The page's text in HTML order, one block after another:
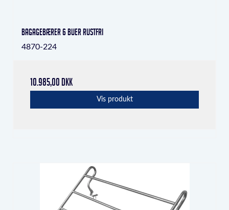
Bagagebærer 6 buer rustfri
4870-224
10.985,00 DKK
Vis produkt